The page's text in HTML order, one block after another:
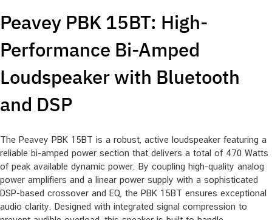
Peavey PBK 15BT: High-
Performance Bi-Amped
Loudspeaker with Bluetooth
and DSP
The Peavey PBK 15BT is a robust, active loudspeaker featuring a
reliable bi-amped power section that delivers a total of 470 Watts
of peak available dynamic power. By coupling high-quality analog
power amplifiers and a linear power supply with a sophisticated
DSP-based crossover and EQ, the PBK 15BT ensures exceptional
audio clarity. Designed with integrated signal compression to